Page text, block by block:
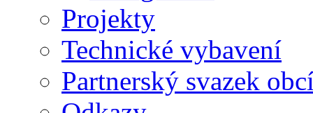
Projekty
Technické vybavení
Partnerský svazek